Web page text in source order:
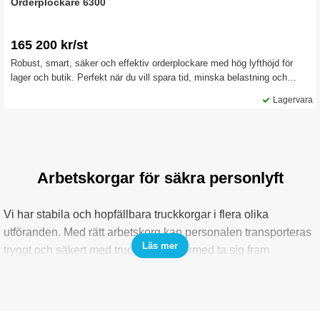
165 200 kr/st
Robust, smart, säker och effektiv orderplockare med hög lyfthöjd för
lager och butik. Perfekt när du vill spara tid, minska belastning och
Lagervara
Läs mer
Arbetskorgar för säkra personlyft
Vi har stabila och hopfällbara truckkorgar i flera olika
utföranden. Med rätt arbetskorg kan personalen transporteras
tryggt och säkert med trucken och därmed ta sig fram